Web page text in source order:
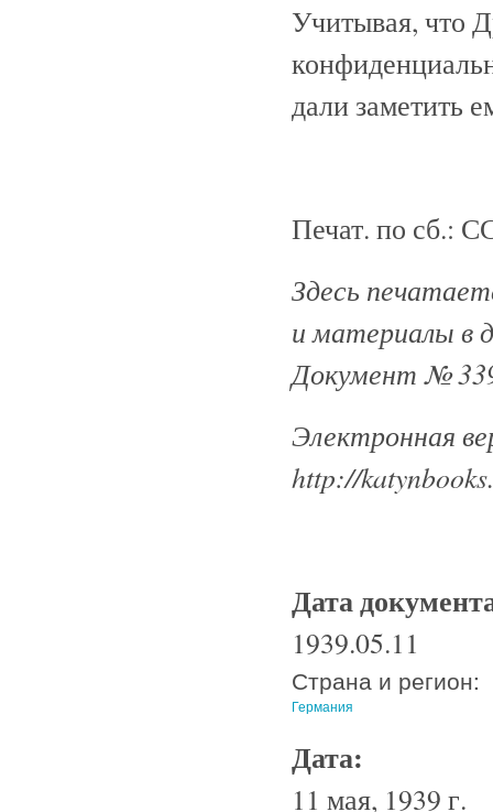
Учитывая, что
дали заметить
Печат. по сб.:
Здесь
и материалы в
Документ №
Электронная
http://
Дата
1939.05.11
Страна и регион:
Германия
Дата:
11 мая, 1939 г.